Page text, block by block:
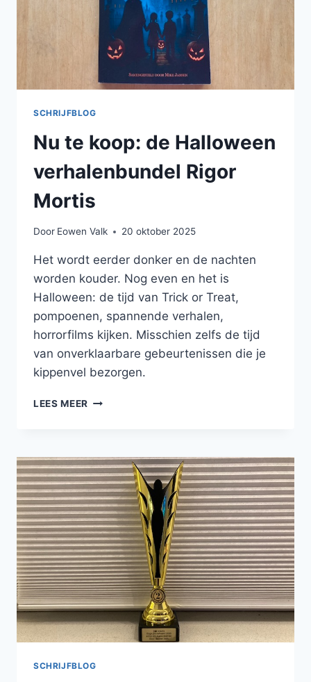
SCHRIJFBLOG
Nu te koop: de Halloween
verhalenbundel Rigor
Mortis
Door Eowen Valk 20 oktober 2025
Het wordt eerder donker en de nachten
worden kouder. Nog even en het is
Halloween: de tijd van Trick or Treat,
pompoenen, spannende verhalen,
horrorfilms kijken. Misschien zelfs de tijd
van onverklaarbare gebeurtenissen die je
kippenvel bezorgen.
LEES MEER NU
HALLOWEEN
VERHALENBUNDEL
RIGOR
MORTIS
SCHRIJFBLOG